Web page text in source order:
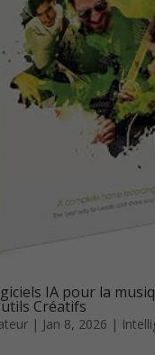
IA pour la
Créatifs
| Jan 8, 2026 |